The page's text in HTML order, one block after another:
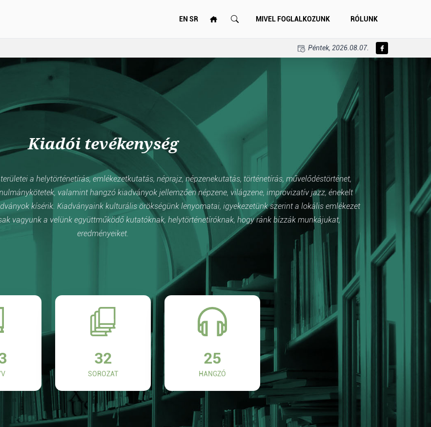
EN SR MIVEL FOGLALKOZUNK RÓLUNK
Péntek, 2026.08.07.
Kiadói tevékenység
a helytörténetírás, emlékezetkutatás, néprajz, népzenekutatás, történetírás, művelődéstörténet,
valamint hangzó kiadványok jellemzően népzene, világzene, improvizatív jazz, énekelt
kísérik. Kiadványaink kulturális örökségünk lenyomatai, igyekezetünk szerint a lokális emlékezet
vagyunk a velünk együttműködő kutatóknak, helytörténetíróknak, hogy ránk bízzák munkájukat,
eredményeiket.
32
SOROZAT
25
HANGZÓ